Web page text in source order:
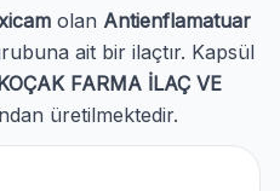
olan Antienflamatuar
ait bir ilaçtır. Kapsül
KOÇAK FARMA İLAÇ VE
üretilmektedir.